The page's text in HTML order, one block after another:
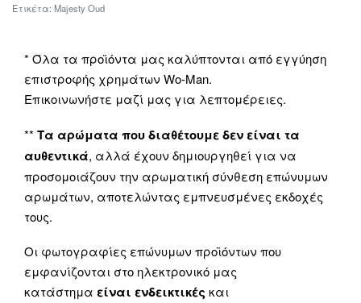
Ετικέτα: Majesty Oud
* Όλα τα προϊόντα μας καλύπτονται από εγγύηση
επιστροφής χρημάτων Wo-Man.
Επικοινωνήστε μαζί μας για λεπτομέρειες.
** Τα αρώματα που διαθέτουμε δεν είναι τα
αυθεντικά, αλλά έχουν δημιουργηθεί για να
προσομοιάζουν την αρωματική σύνθεση επώνυμων
αρωμάτων, αποτελώντας εμπνευσμένες εκδοχές
τους.
Οι φωτογραφίες επώνυμων προϊόντων που
εμφανίζονται στο ηλεκτρονικό μας
κατάστημα είναι ενδεικτικές και